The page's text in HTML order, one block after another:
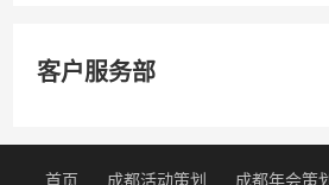
客户服务部
首页 成都活动策划 成都年会策划